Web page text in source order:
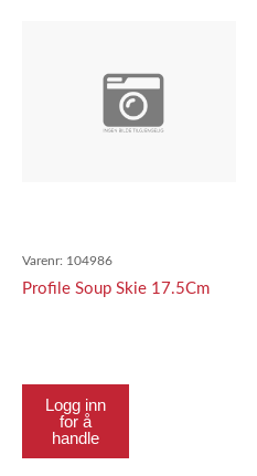
Varenr: 104986
Profile Soup Skie 17.5Cm
Logg inn
for å
handle